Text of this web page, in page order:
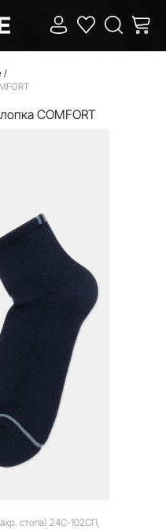
COMFORT
стопа) 24С-102СП,